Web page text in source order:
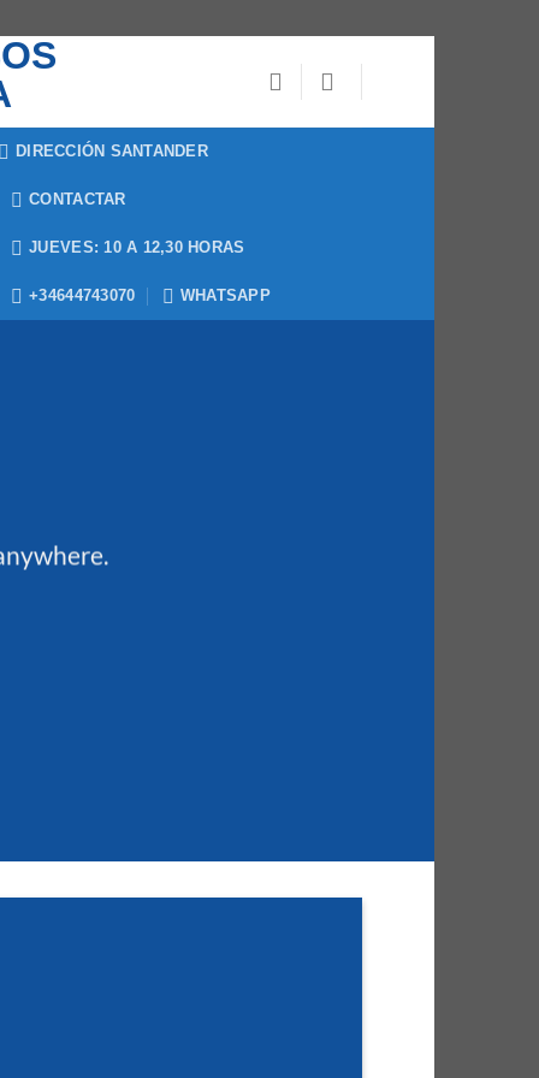
DIRECCIÓN SANTANDER
CONTACTAR
JUEVES: 10 A 12,30 HORAS
+34644743070 WHATSAPP